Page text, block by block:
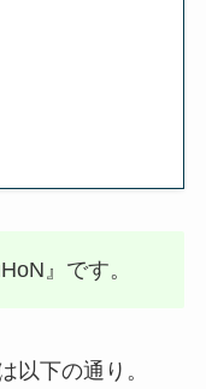
』です。
以下の通り。